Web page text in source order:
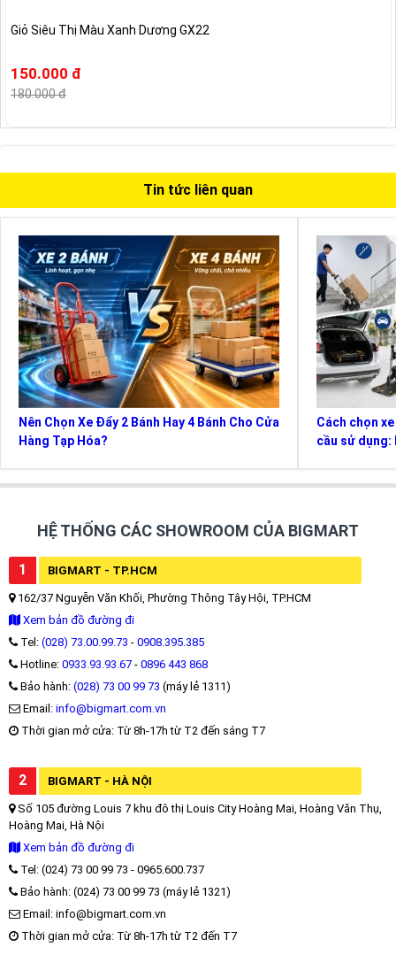
Giỏ Siêu Thị Màu Xanh Dương GX22
150.000 đ
180.000 đ
Tin tức liên quan
Nên Chọn Xe Đẩy 2 Bánh Hay 4 Bánh Cho Cửa
Hàng Tạp Hóa?
Cách chọn
cầu sử dụng:
HỆ THỐNG CÁC SHOWROOM CỦA BIGMART
1 BIGMART - TP.HCM
162/37 Nguyễn Văn Khối, Phường Thông Tây Hội, TP.HCM
Xem bản đồ đường đi
Tel: (028) 73.00.99.73 - 0908.395.385
Hotline: 0933.93.93.67 - 0896 443 868
Bảo hành: (028) 73 00 99 73 (máy lẻ 1311)
Email: info@bigmart.com.vn
Thời gian mở cửa: Từ 8h-17h từ T2 đến sáng T7
2 BIGMART - HÀ NỘI
Số 105 đường Louis 7 khu đô thị Louis City Hoàng Mai, Hoàng Văn Thụ,
Hoàng Mai, Hà Nội
Xem bản đồ đường đi
Tel: (024) 73 00 99 73 - 0965.600.737
Bảo hành: (024) 73 00 99 73 (máy lẻ 1321)
Email: info@bigmart.com.vn
Thời gian mở cửa: Từ 8h-17h từ T2 đến T7